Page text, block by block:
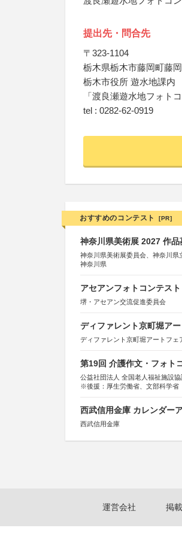
提出先・問合先
〒323-1104
栃木県栃木市藤岡町藤
栃木市役所 遊水地課内
「渡良瀬遊水地フォト
tel : 0282-62-0919
おすすめのコンテスト [PR]
神奈川県美術展 2027 作品
神奈川県美術展委員会、神奈川県
神奈川県
アセアンフォトコンテス
堺・アセアン交流促進委員会
ディファレント京町堀ア
ディファレント京町堀アートフェ
第19回 介護作文・フォト
公益社団法人 全国老人福祉施設協
※後援：厚生労働省、文部科学省
西武信用金庫 カレンダー
西武信用金庫
運営会社 掲